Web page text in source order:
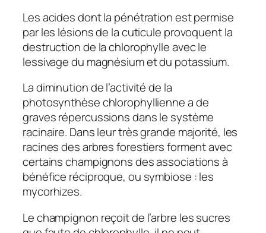
Les acides dont la pénétration est permise
par les lésions de la cuticule provoquent la
destruction de la chlorophylle avec le
lessivage du magnésium et du potassium.
La diminution de l’activité de la
photosynthèse chlorophyllienne a de
graves répercussions dans le système
racinaire. Dans leur très grande majorité, les
racines des arbres forestiers forment avec
certains champignons des associations à
bénéfice réciproque, ou symbiose : les
mycorhizes.
Le champignon reçoit de l’arbre les sucres